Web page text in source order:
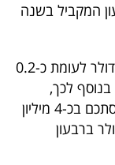
דולר ברבעון המקביל בשנה
ה-EBITDA ברבעון הסתכם בכ-0.5 מיליון דולר לעומת כ-0.2
דולר ברבעון המקביל בשנת 2023. בנוסף לכך,
החברה מכריזה כי ההפסד הנקי ברבעון הסתכם בכ-4 מיליון
כ-0.9 מיליון דולר ברבעון